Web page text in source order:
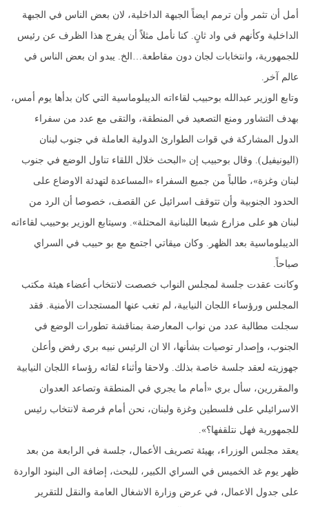
أمل أن تثمر وأن ترمم ايضاً الجبهة الداخلية، لان بعض الناس في الجبهة
الداخلية وكأنهم في واد ثانٍ. كنا نأمل مثلاً أن يفرج هذا الظرف عن رئيس
للجمهورية، وانتخابات لجان دون مقاطعة…الخ. يبدو ان بعض الناس في
عالم آخر.
وتابع الوزير عبدالله بوحبيب لقاءاته الديبلوماسية التي كان بدأها يوم أمس،
بهدف التشاور ومنع التصعيد في المنطقة، والتقى مع عدد من سفراء
الدول المشاركة في قوات الطوارئ الدولية العاملة في جنوب لبنان
(اليونيفيل). وقال بوحبيب إن «البحث خلال اللقاء تناول الوضع في جنوب
لبنان وغزة»، طالباً من جميع السفراء «المساعدة لتهدئة الاوضاع على
الحدود الجنوبية وأن تتوقف اسرائيل عن القصف، خصوصا أن الرد من
لبنان هو على مزارع شبعا اللبنانية المحتلة». وسيتابع الوزير بوحبيب لقاءاته
الديبلوماسية بعد الظهر. وكان ميقاتي اجتمع مع بو حبيب في السراي
صباحاً.
وكانت عقدت جلسة لمجلس النواب خصصت لانتخاب أعضاء هيئة مكتب
المجلس ورؤساء اللجان النيابية، لم تغب عنها المستجدات الأمنية. فقد
سجلت مطالبة عدد من نواب المعارضة بمناقشة تطورات الوضع في
الجنوب، وإصدار توصيات بشأنها، الا ان الرئيس نبيه بري رفض وأعلن
جهوزيته لعقد جلسة خاصة بذلك. ولاحقا وأثناء لقائه رؤساء اللجان النيابية
والمقررين، سأل بري «أمام ما يجري في المنطقة وتصاعد العدوان
الاسرائيلي على فلسطين وغزة ولبنان، نحن أمام فرصة لانتخاب رئيس
للجمهورية فهل نتلقفها؟».
يعقد مجلس الوزراء، بهيئة تصريف الأعمال، جلسة في الرابعة من بعد
ظهر يوم غد الخميس في السراي الكبير، للبحث، إضافة الى البنود الواردة
على جدول الاعمال، في عرض وزارة الاشغال العامة والنقل للتقرير